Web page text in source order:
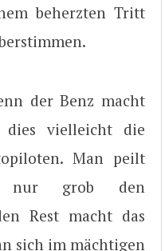
beherzten Tritt
der Benz macht
vielleicht die
Man peilt
nur grob den
Rest macht das
sich im mächtigen